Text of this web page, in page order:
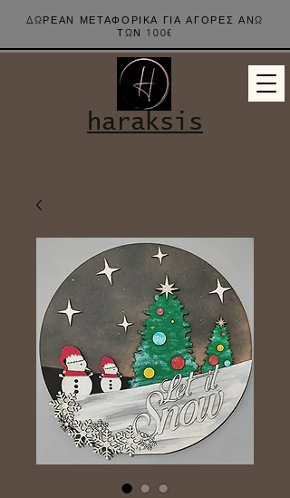
ΔΩΡΕΑΝ ΜΕΤΑΦΟΡΙΚΑ ΓΙΑ ΑΓΟΡΕΣ ΑΝΩ
ΤΩΝ 100€
haraksis